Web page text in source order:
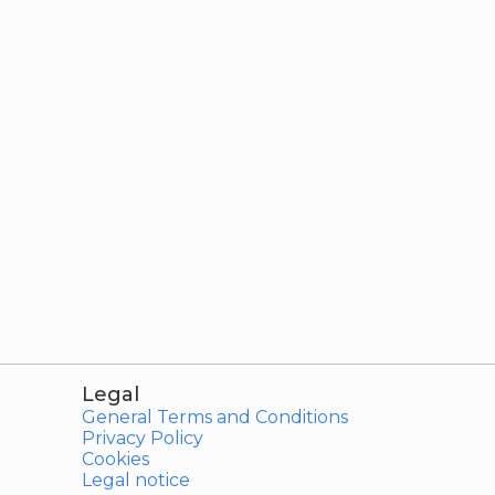
Legal
General Terms and Conditions
Privacy Policy
Cookies
Legal notice